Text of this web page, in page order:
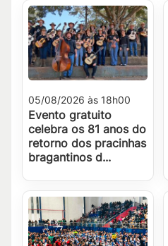
05/08/2026 às 18h00
Evento gratuito
celebra os 81 anos do
retorno dos pracinhas
bragantinos d...